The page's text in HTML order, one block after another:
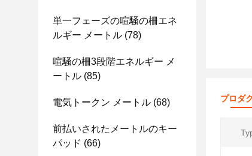
単一フェーズの喧騒の柵エネ
ルギー メートル (78)
喧騒の柵3段階エネルギー メ
ートル (85)
電気トークン メートル (68)
前払いされたメートルのキー
パッド (66)
プロダ